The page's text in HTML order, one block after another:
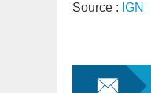
Source : IGN